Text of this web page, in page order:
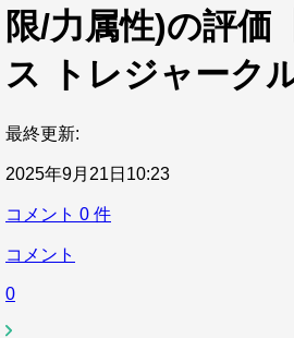
限/力属性)の評価
ス トレジャーク
最終更新:
2025年9月21日10:23
コメント 0 件
コメント
0